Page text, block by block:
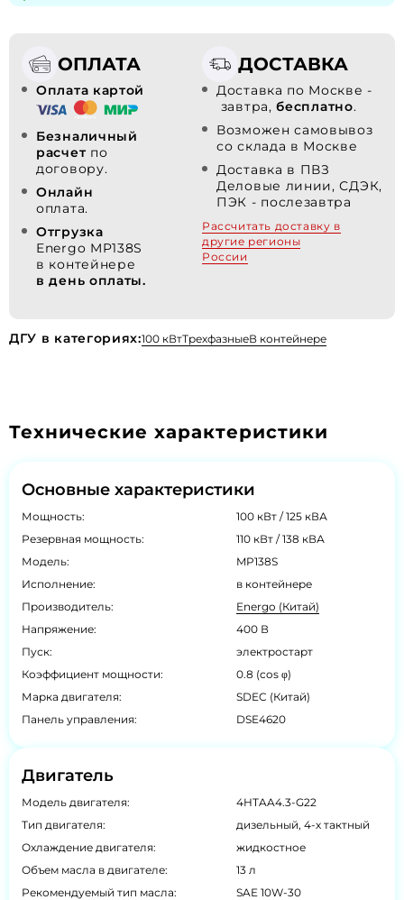
ОПЛАТА
Оплата картой
Безналичный
расчет по
договору.
Онлайн
оплата.
Отгрузка
Energo MP138S
в контейнере
в день оплаты.
ДОСТАВКА
Доставка по Москве -
завтра,бесплатно.
Возможен самовывоз
со склада в Москве
Доставка в ПВЗ
Деловые линии, СДЭК,
ПЭК - послезавтра
Рассчитать доставку в
другие регионы
России
ДГУ в категориях:100 кВтТрехфазныеВ контейнере
Технические характеристики
Основные характеристики
Мощность:
100 кВт / 125 кВА
Резервная мощность:
110 кВт / 138 кВА
Модель:
MP138S
Исполнение:
в контейнере
Производитель:
Energo (Китай)
Напряжение:
400 В
Пуск:
электростарт
Коэффициент мощности:
0.8 (cos φ)
Марка двигателя:
SDEC (Китай)
Панель управления:
DSE4620
Двигатель
Модель двигателя:
4HTAA4.3-G22
Тип двигателя:
дизельный, 4-х тактный
Охлаждение двигателя:
жидкостное
Объем масла в двигателе:
13 л
Рекомендуемый тип масла:
SAE 10W-30